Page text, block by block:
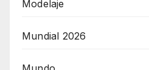
Modelaje
Mundial 2026